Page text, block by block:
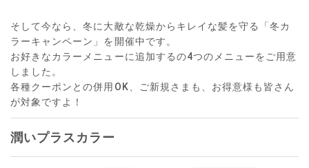
そして今なら、冬に大敵な乾燥からキレイな髪を守る「冬カ
ラーキャンペーン」を開催中です。
お好きなカラーメニューに追加するの4つのメニューをご用意
しました。
各種クーポンとの併用OK、ご新規さまも、お得意様も皆さん
が対象ですよ！
潤いプラスカラー